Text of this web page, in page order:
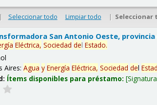
| Seleccionar todo Limpiar todo | Seleccionar
San Antonio Oeste, provincia
Eléctrica, Sociedad delEstado.
Aires:Agua y Energía Eléctrica, Sociedad del
Ítems disponibles para préstamo: